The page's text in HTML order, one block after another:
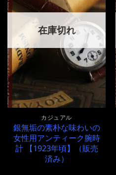
在庫切れ
カジュアル
銀無垢の素朴な味わいの
女性用アンティーク腕時
計 【1923年頃】（販売
済み）